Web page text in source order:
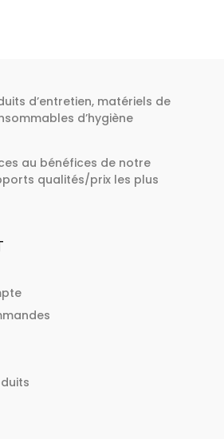
d’entretien, matériels de
d’hygiène
au bénéfices de notre
qualités/prix les plus